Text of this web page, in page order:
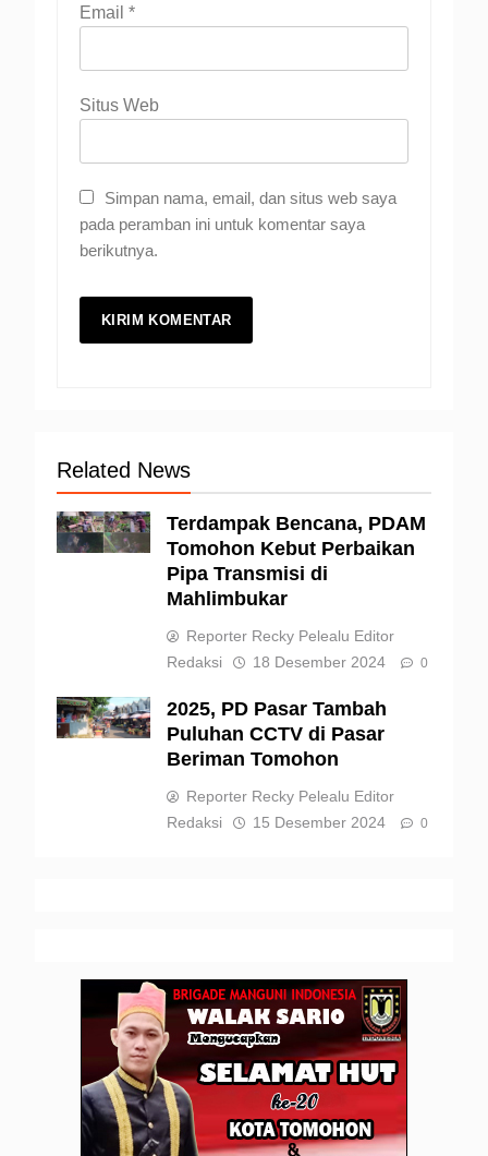
Email *
Situs Web
Simpan nama, email, dan situs web saya
pada peramban ini untuk komentar saya
berikutnya.
Related News
Terdampak Bencana, PDAM
Tomohon Kebut Perbaikan
Pipa Transmisi di
Mahlimbukar
Reporter Recky Pelealu Editor
Redaksi
18 Desember 2024 0
2025, PD Pasar Tambah
Puluhan CCTV di Pasar
Beriman Tomohon
Reporter Recky Pelealu Editor
Redaksi
15 Desember 2024 0